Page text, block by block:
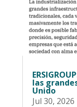
las
Unido
Jul 30, 2026